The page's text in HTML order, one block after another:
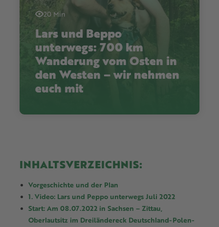
20 Min
Lars und Beppo
unterwegs: 700 km
Wanderung vom Osten in
den Westen – wir nehmen
euch mit
INHALTSVERZEICHNIS:
Vorgeschichte und der Plan
1. Video: Lars und Peppo unterwegs Juli 2022
Start: Am 08.07.2022 in Sachsen – Zittau,
Oberlautsitz im Dreiländereck Deutschland-Polen-